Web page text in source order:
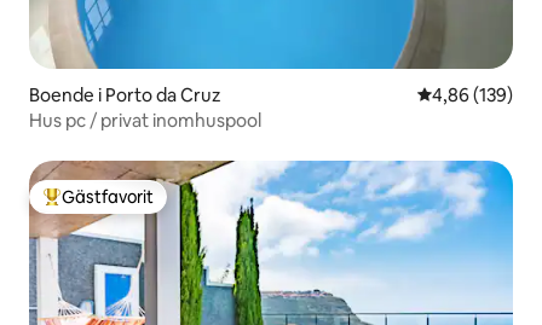
Boende i Porto da Cruz 4,86 av 5 i
4,86 (139)
Hus pc / privat inomhuspool
Populär gästfavorit
Gästfavorit